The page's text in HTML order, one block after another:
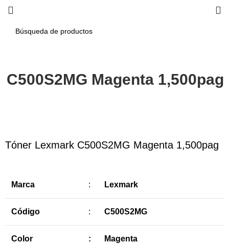
Magenta 1,500pag
Tóner Lexmark C500S2MG Magenta 1,500pag
Marca : Lexmark
Código : C500S2MG
Color : Magenta